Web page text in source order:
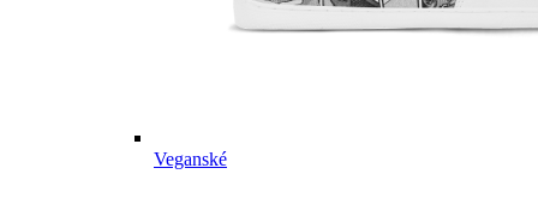
Veganské